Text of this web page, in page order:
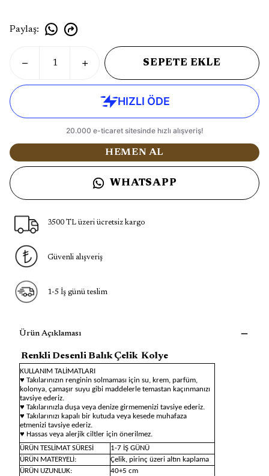
Paylaş:
SEPETE EKLE
HEMEN AL
WHATSAPP
3500 TL üzeri ücretsiz kargo
Güvenli alışveriş
1-5 İş günü teslim
Ürün Açıklaması
Renkli Desenli Balık Çelik Kolye
KULLANIM TALİMATLARI
♥ Takılarınızın renginin solmaması için su, krem, parfüm,
kolonya, çamaşır suyu gibi maddelerle temastan kaçınmanızı
tavsiye ederiz.
♥ Takılarınızla duşa veya denize girmemenizi tavsiye ederiz.
♥ Takılarınızı kapalı bir kutuda veya kesede muhafaza
etmenizi tavsiye ederiz.
♥ Hassas veya alerjik ciltler için önerilmez.
ÜRÜN TESLİMAT SÜRESİ
1-7 İŞ GÜNÜ
ÜRÜN MATERYELİ:
Çelik, pirinç üzeri altın kaplama
ÜRÜN UZUNLUK:
40+5 cm